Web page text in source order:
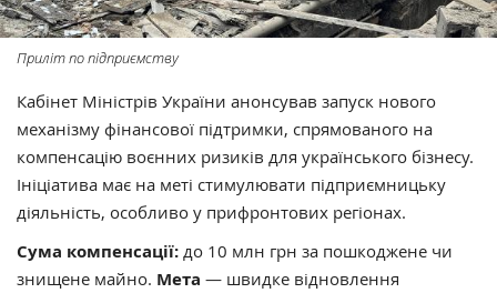
Приліт по підприємству
Кабінет Міністрів України анонсував запуск нового
механізму фінансової підтримки, спрямованого на
компенсацію воєнних ризиків для українського бізнесу.
Ініціатива має на меті стимулювати підприємницьку
діяльність, особливо у прифронтових регіонах.
Сума компенсації: до 10 млн грн за пошкоджене чи
знищене майно. Мета — швидке відновлення